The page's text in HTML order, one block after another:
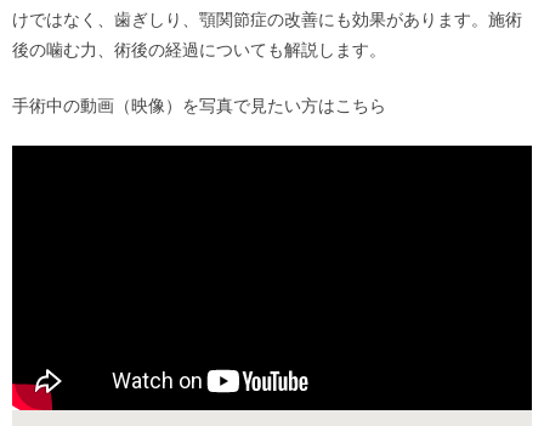
けではなく、歯ぎしり、顎関節症の改善にも効果があります。施術
後の噛む力、術後の経過についても解説します。
手術中の動画（映像）を写真で見たい方はこちら